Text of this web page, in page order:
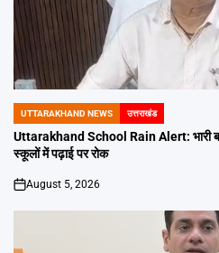
POSTED
IN
UTTARAKHAND NEWS उत्तराखंड
Uttarakhand School Rain Alert: भारी
स्कूलों में पढ़ाई पर रोक
on
August 5, 2026